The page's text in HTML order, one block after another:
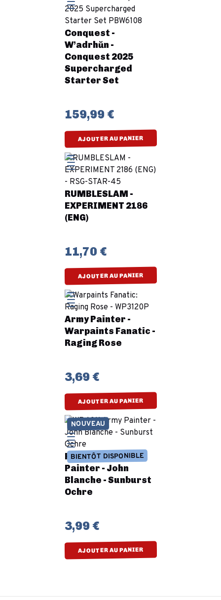
Conquest -
W’adrhŭn -
Conquest 2025
Supercharged
Starter Set
159,99 €
AJOUTER AU PANIER
RUMBLESLAM -
EXPERIMENT 2186
(ENG)
11,70 €
AJOUTER AU PANIER
Army Painter -
Warpaints Fanatic -
Raging Rose
3,69 €
AJOUTER AU PANIER
Préco - Army
Painter - John
Blanche - Sunburst
Ochre
3,99 €
AJOUTER AU PANIER
NOUVEAU
BIENTÔT DISPONIBLE